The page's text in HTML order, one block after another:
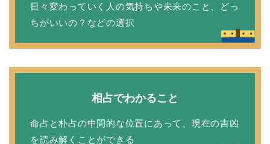
日々変わっていく人の気持ちや未来のこと、どっ
ちがいいの？などの選択
相占でわかること
命占と朴占の中間的な位置にあって、現在の吉凶
を読み解くことができる